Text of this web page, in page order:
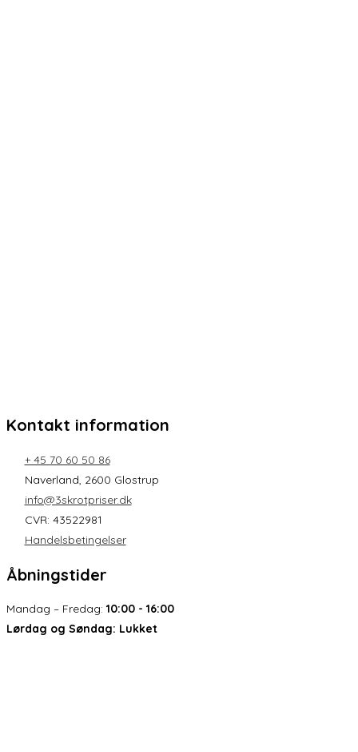
Kontakt information
+ 45 70 60 50 86
Naverland, 2600 Glostrup
info@3skrotpriser.dk
CVR: 43522981
Handelsbetingelser
Åbningstider
Mandag – Fredag: 10:00 - 16:00
Lørdag og Søndag: Lukket